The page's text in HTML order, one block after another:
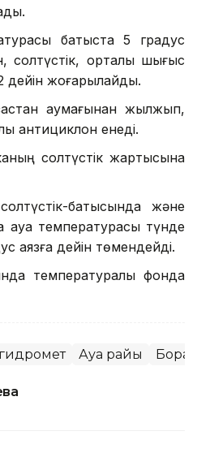
батыста 5 градус
солтүстік, орталық шығыс
дейін жоғарылайды.
аумағынан жылжып,
антициклон енеді.
солтүстік жартысына
батысында және
ауа температурасы түнде
аязға дейін төмендейді.
температуралық фонда
Ауа райы